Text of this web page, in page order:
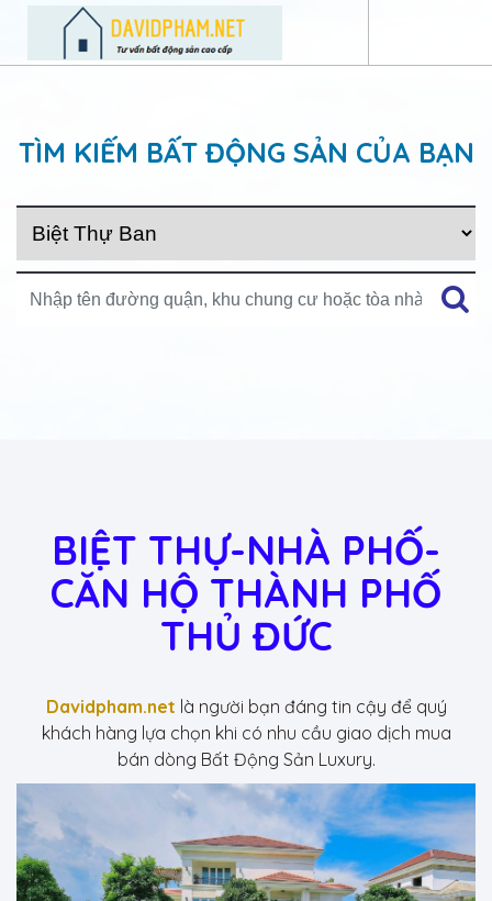
TÌM KIẾM BẤT ĐỘNG SẢN CỦA BẠN
BIỆT THỰ-NHÀ PHỐ-
CĂN HỘ THÀNH PHỐ
THỦ ĐỨC
Davidpham.net là người bạn đáng tin cậy để quý
khách hàng lựa chọn khi có nhu cầu giao dịch mua
bán dòng Bất Động Sản Luxury.